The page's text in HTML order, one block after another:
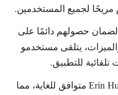
مريحًا لجميع المستخدمين.
لضمان حصولهم دائمًا على
يتلقى مستخدمو
تلقائية للتطبيق.
Erin متوافق للغاية، مما